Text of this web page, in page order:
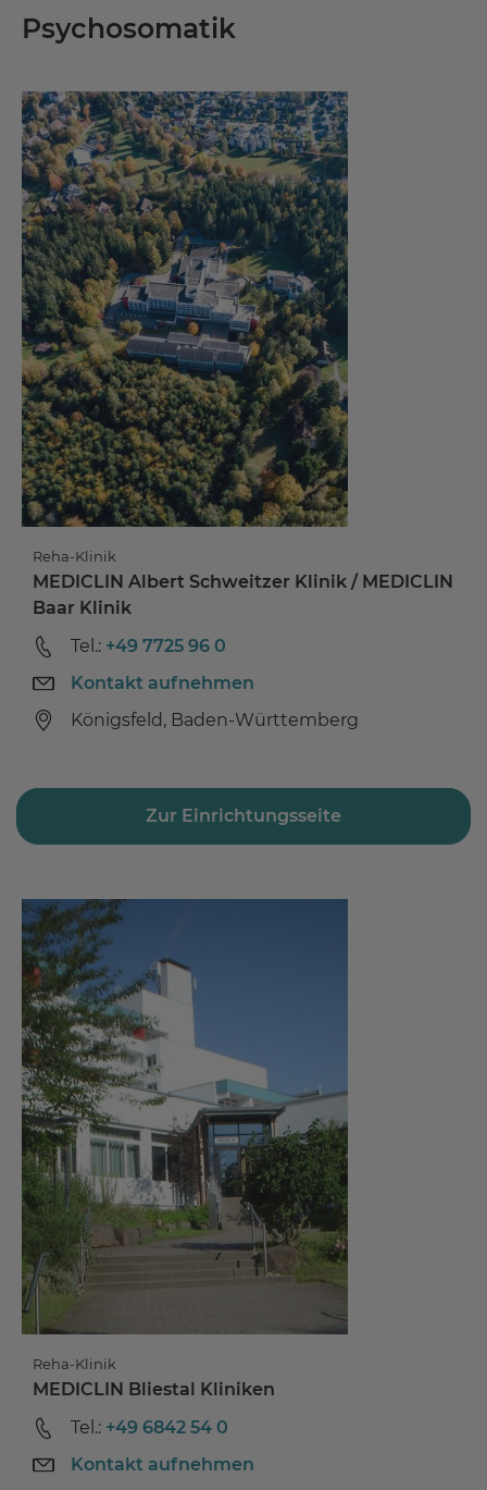
Psychosomatik
Reha-Klinik
MEDICLIN Albert Schweitzer Klinik / MEDICLIN
Baar Klinik
Tel.: +49 7725 96 0
Kontakt aufnehmen
Königsfeld, Baden-Württemberg
Zur Einrichtungsseite
Reha-Klinik
MEDICLIN Bliestal Kliniken
Tel.: +49 6842 54 0
Kontakt aufnehmen